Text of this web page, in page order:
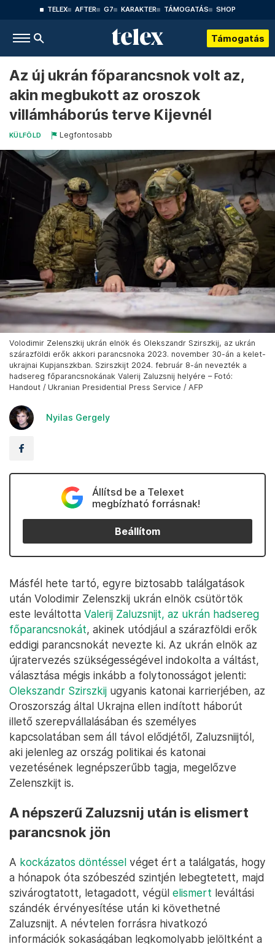
TELEX AFTER G7 KARAKTER TÁMOGATÁS SHOP
Támogatás
Az új ukrán főparancsnok volt az,
akin megbukott az oroszok
villámháborús terve Kijevnél
KÜLFÖLD Legfontosabb
Volodimir Zelenszkij ukrán elnök és Olekszandr Szirszkij, az ukrán
szárazföldi erők akkori parancsnoka 2023. november 30-án a kelet-
ukrajnai Kupjanszkban. Szirszkijt 2024. február 8-án nevezték a
hadsereg főparancsnokának Valerij Zaluzsnij helyére – Fotó:
Handout / Ukranian Presidential Press Service / AFP
Nyilas Gergely
Állítsd be a Telexet
megbízható forrásnak!
Beállítom
Másfél hete tartó, egyre biztosabb találgatások
után Volodimir Zelenszkij ukrán elnök csütörtök
este leváltotta Valerij Zaluzsnijt, az ukrán hadsereg
főparancsnokát, akinek utódjául a szárazföldi erők
eddigi parancsnokát nevezte ki. Az ukrán elnök az
újratervezés szükségességével indokolta a váltást,
választása mégis inkább a folytonosságot jelenti:
Olekszandr Szirszkij ugyanis katonai karrierjében, az
Oroszország által Ukrajna ellen indított háborút
illető szerepvállalásában és személyes
kapcsolatában sem áll távol elődjétől, Zaluzsniijtól,
aki jelenleg az ország politikai és katonai
vezetésének legnépszerűbb tagja, megelőzve
Zelenszkijt is.
A népszerű Zaluzsnij után is elismert
parancsnok jön
A kockázatos döntéssel véget ért a találgatás, hogy
a hónapok óta szóbeszéd szintjén lebegtetett, majd
szivárogtatott, letagadott, végül elismert leváltási
szándék érvényesítése után ki követhetné
Zaluzsnijt. A névtelen forrásra hivatkozó
információk sokaságában legkomolyabb jelöltként a